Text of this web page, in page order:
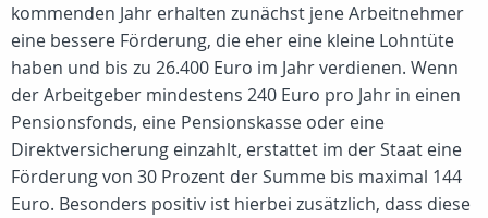
kommenden Jahr erhalten zunächst jene Arbeitnehmer
eine bessere Förderung, die eher eine kleine Lohntüte
haben und bis zu 26.400 Euro im Jahr verdienen. Wenn
der Arbeitgeber mindestens 240 Euro pro Jahr in einen
Pensionsfonds, eine Pensionskasse oder eine
Direktversicherung einzahlt, erstattet im der Staat eine
Förderung von 30 Prozent der Summe bis maximal 144
Euro. Besonders positiv ist hierbei zusätzlich, dass diese